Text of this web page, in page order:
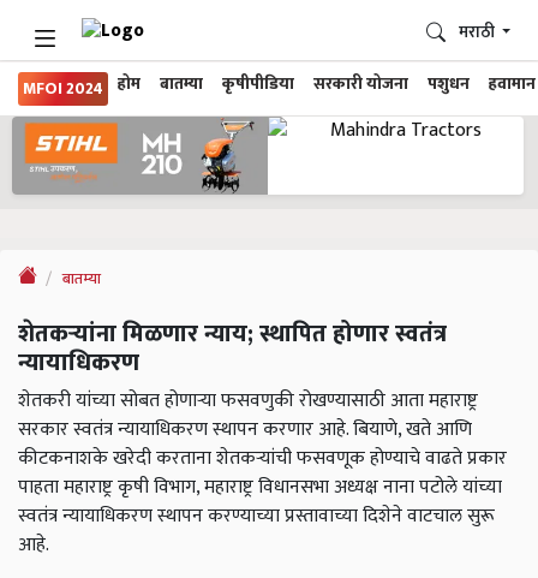
MFOI 2024 होम बातम्या कृषीपीडिया सरकारी योजना पशुधन हवामान
मराठी
बातम्या
शेतकऱ्यांना मिळणार न्याय; स्थापित होणार स्वतंत्र
न्यायाधिकरण
शेतकरी यांच्या सोबत होणाऱ्या फसवणुकी रोखण्यासाठी आता महाराष्ट्र
सरकार स्वतंत्र न्यायाधिकरण स्थापन करणार आहे. बियाणे, खते आणि
कीटकनाशके खरेदी करताना शेतकऱ्यांची फसवणूक होण्याचे वाढते प्रकार
पाहता महाराष्ट्र कृषी विभाग, महाराष्ट्र विधानसभा अध्यक्ष नाना पटोले यांच्या
स्वतंत्र न्यायाधिकरण स्थापन करण्याच्या प्रस्तावाच्या दिशेने वाटचाल सुरू
आहे.